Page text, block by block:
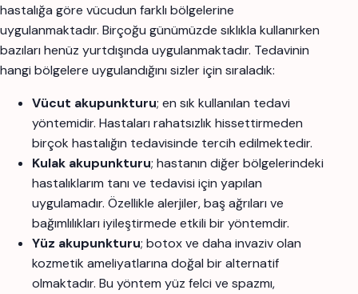
hastalığa göre vücudun farklı bölgelerine
uygulanmaktadır. Birçoğu günümüzde sıklıkla kullanırken
bazıları henüz yurtdışında uygulanmaktadır. Tedavinin
hangi bölgelere uygulandığını sizler için sıraladık:
Vücut akupunkturu; en sık kullanılan tedavi
yöntemidir. Hastaları rahatsızlık hissettirmeden
birçok hastalığın tedavisinde tercih edilmektedir.
Kulak akupunkturu; hastanın diğer bölgelerindeki
hastalıklarım tanı ve tedavisi için yapılan
uygulamadır. Özellikle alerjiler, baş ağrıları ve
bağımlılıkları iyileştirmede etkili bir yöntemdir.
Yüz akupunkturu; botox ve daha invaziv olan
kozmetik ameliyatlarına doğal bir alternatif
olmaktadır. Bu yöntem yüz felci ve spazmı,